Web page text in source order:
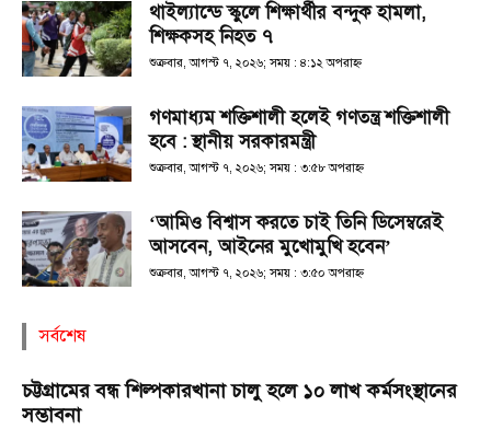
থাইল্যান্ডে স্কুলে শিক্ষার্থীর বন্দুক হামলা,
শিক্ষকসহ নিহত ৭
শুক্রবার, আগস্ট ৭, ২০২৬; সময় : ৪:১২ অপরাহ্ণ
গণমাধ্যম শক্তিশালী হলেই গণতন্ত্র শক্তিশালী
হবে : স্থানীয় সরকারমন্ত্রী
শুক্রবার, আগস্ট ৭, ২০২৬; সময় : ৩:৫৮ অপরাহ্ণ
‘আমিও বিশ্বাস করতে চাই তিনি ডিসেম্বরেই
আসবেন, আইনের মুখোমুখি হবেন’
শুক্রবার, আগস্ট ৭, ২০২৬; সময় : ৩:৫০ অপরাহ্ণ
সর্বশেষ
চট্টগ্রামের বন্ধ শিল্পকারখানা চালু হলে ১০ লাখ কর্মসংস্থানের
সম্ভাবনা